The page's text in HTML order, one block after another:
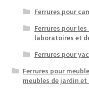
Ferrures pour
Ferrures pour
laboratoires et
Ferrures pour
Ferrures pour
meubles de jardin